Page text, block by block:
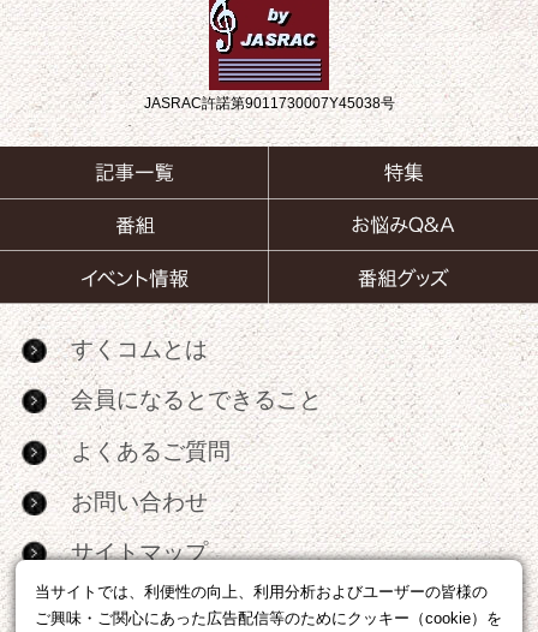
当サイトでは、利便性の向上、利用分析およびユーザーの皆様の
ご興味・ご関心にあった広告配信等のためにクッキー（cookie）を
JASRAC許諾第9011730007Y45038号
すくコムとは
会員になるとできること
よくあるご質問
お問い合わせ
サイトマップ
RSS